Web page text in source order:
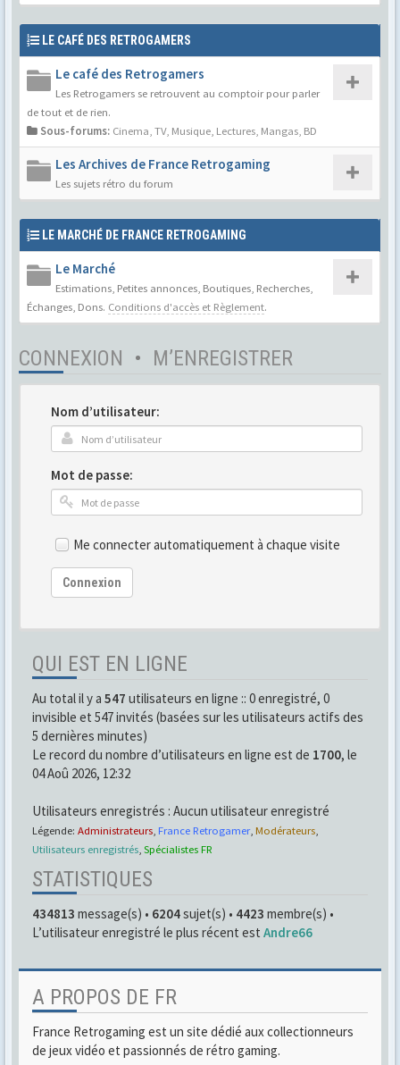
LE CAFÉ DES RETROGAMERS
Le café des Retrogamers
Les Retrogamers se retrouvent au comptoir pour parler
de tout et de rien.
Sous-forums: Cinema, TV, Musique Lectures, Mangas, BD
Les Archives de France Retrogaming
Les sujets rétro du forum
LE MARCHÉ DE FRANCE RETROGAMING
Le Marché
Estimations, Petites annonces, Boutiques, Recherches,
Échanges, Dons. Conditions d'accès et Règlement.
CONNEXION • M’ENREGISTRER
Nom d’utilisateur:
Mot de passe:
Me connecter automatiquement à chaque visite
Connexion
QUI EST EN LIGNE
Au total il y a 547 utilisateurs en ligne :: 0 enregistré, 0
invisible et 547 invités (basées sur les utilisateurs actifs des
5 dernières minutes)
Le record du nombre d’utilisateurs en ligne est de 1700, le
04 Aoû 2026, 12:32
Utilisateurs enregistrés : Aucun utilisateur enregistré
Légende: Administrateurs France Retrogamer, Modérateurs
Utilisateurs enregistrés Spécialistes FR
STATISTIQUES
434813 message(s) • 6204sujet(s) • 4423 membre(s) •
L’utilisateur enregistré le plus récent est Andre66
A PROPOS DE FR
France Retrogaming est un site dédié aux collectionneurs
de jeux vidéo et passionnés de rétro gaming.